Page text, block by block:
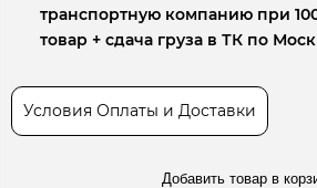
транспортную компанию при
товар + сдача груза в ТК по
Условия Оплаты и Доставки
Добавить товар в